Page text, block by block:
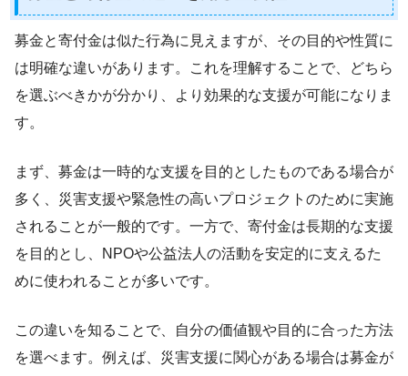
募金と寄付金は似た行為に見えますが、その目的や性質に
は明確な違いがあります。これを理解することで、どちら
を選ぶべきかが分かり、より効果的な支援が可能になりま
す。
まず、募金は一時的な支援を目的としたものである場合が
多く、災害支援や緊急性の高いプロジェクトのために実施
されることが一般的です。一方で、寄付金は長期的な支援
を目的とし、NPOや公益法人の活動を安定的に支えるた
めに使われることが多いです。
この違いを知ることで、自分の価値観や目的に合った方法
を選べます。例えば、災害支援に関心がある場合は募金が